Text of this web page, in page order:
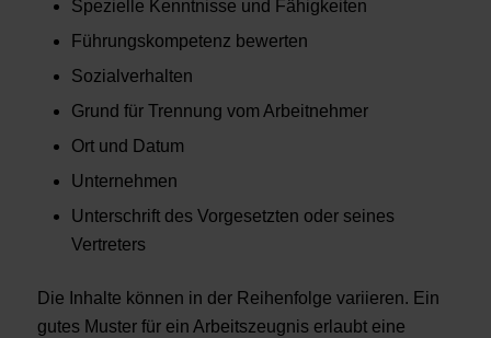
Spezielle Kenntnisse und Fähigkeiten
Führungskompetenz bewerten
Sozialverhalten
Grund für Trennung vom Arbeitnehmer
Ort und Datum
Unternehmen
Unterschrift des Vorgesetzten oder seines
Vertreters
Die Inhalte können in der Reihenfolge variieren. Ein
gutes Muster für ein Arbeitszeugnis erlaubt eine